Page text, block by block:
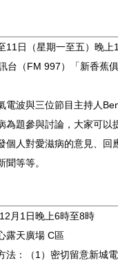
11日（星期一至五）晚上
台（FM 997）「新香蕉
電波與三位節目主持人
為題參與討論，大家可以
個人對愛滋病的意見、回
聞等等。
月1日晚上6時至8時
露天廣場 C區
法：（1）密切留意新城